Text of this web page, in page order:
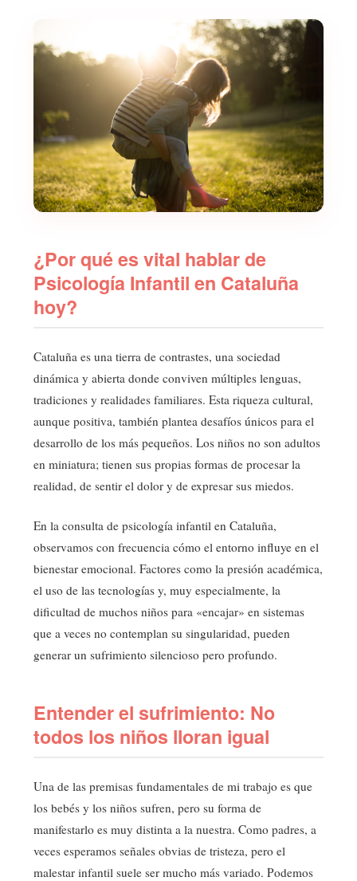
¿Por qué es vital hablar de
Psicología Infantil en Cataluña
hoy?
Cataluña es una tierra de contrastes, una sociedad
dinámica y abierta donde conviven múltiples lenguas,
tradiciones y realidades familiares. Esta riqueza cultural,
aunque positiva, también plantea desafíos únicos para el
desarrollo de los más pequeños. Los niños no son adultos
en miniatura; tienen sus propias formas de procesar la
realidad, de sentir el dolor y de expresar sus miedos.
En la consulta de psicología infantil en Cataluña,
observamos con frecuencia cómo el entorno influye en el
bienestar emocional. Factores como la presión académica,
el uso de las tecnologías y, muy especialmente, la
dificultad de muchos niños para «encajar» en sistemas
que a veces no contemplan su singularidad, pueden
generar un sufrimiento silencioso pero profundo.
Entender el sufrimiento: No
todos los niños lloran igual
Una de las premisas fundamentales de mi trabajo es que
los bebés y los niños sufren, pero su forma de
manifestarlo es muy distinta a la nuestra. Como padres, a
veces esperamos señales obvias de tristeza, pero el
malestar infantil suele ser mucho más variado. Podemos